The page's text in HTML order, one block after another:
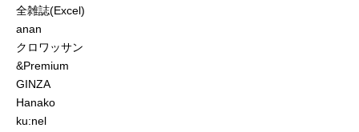
全雑誌(Excel)
anan
クロワッサン
&Premium
GINZA
Hanako
ku:nel